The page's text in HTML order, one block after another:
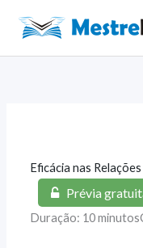
para
o
Eficácia nas
Prévia
Duração: 10 minutos